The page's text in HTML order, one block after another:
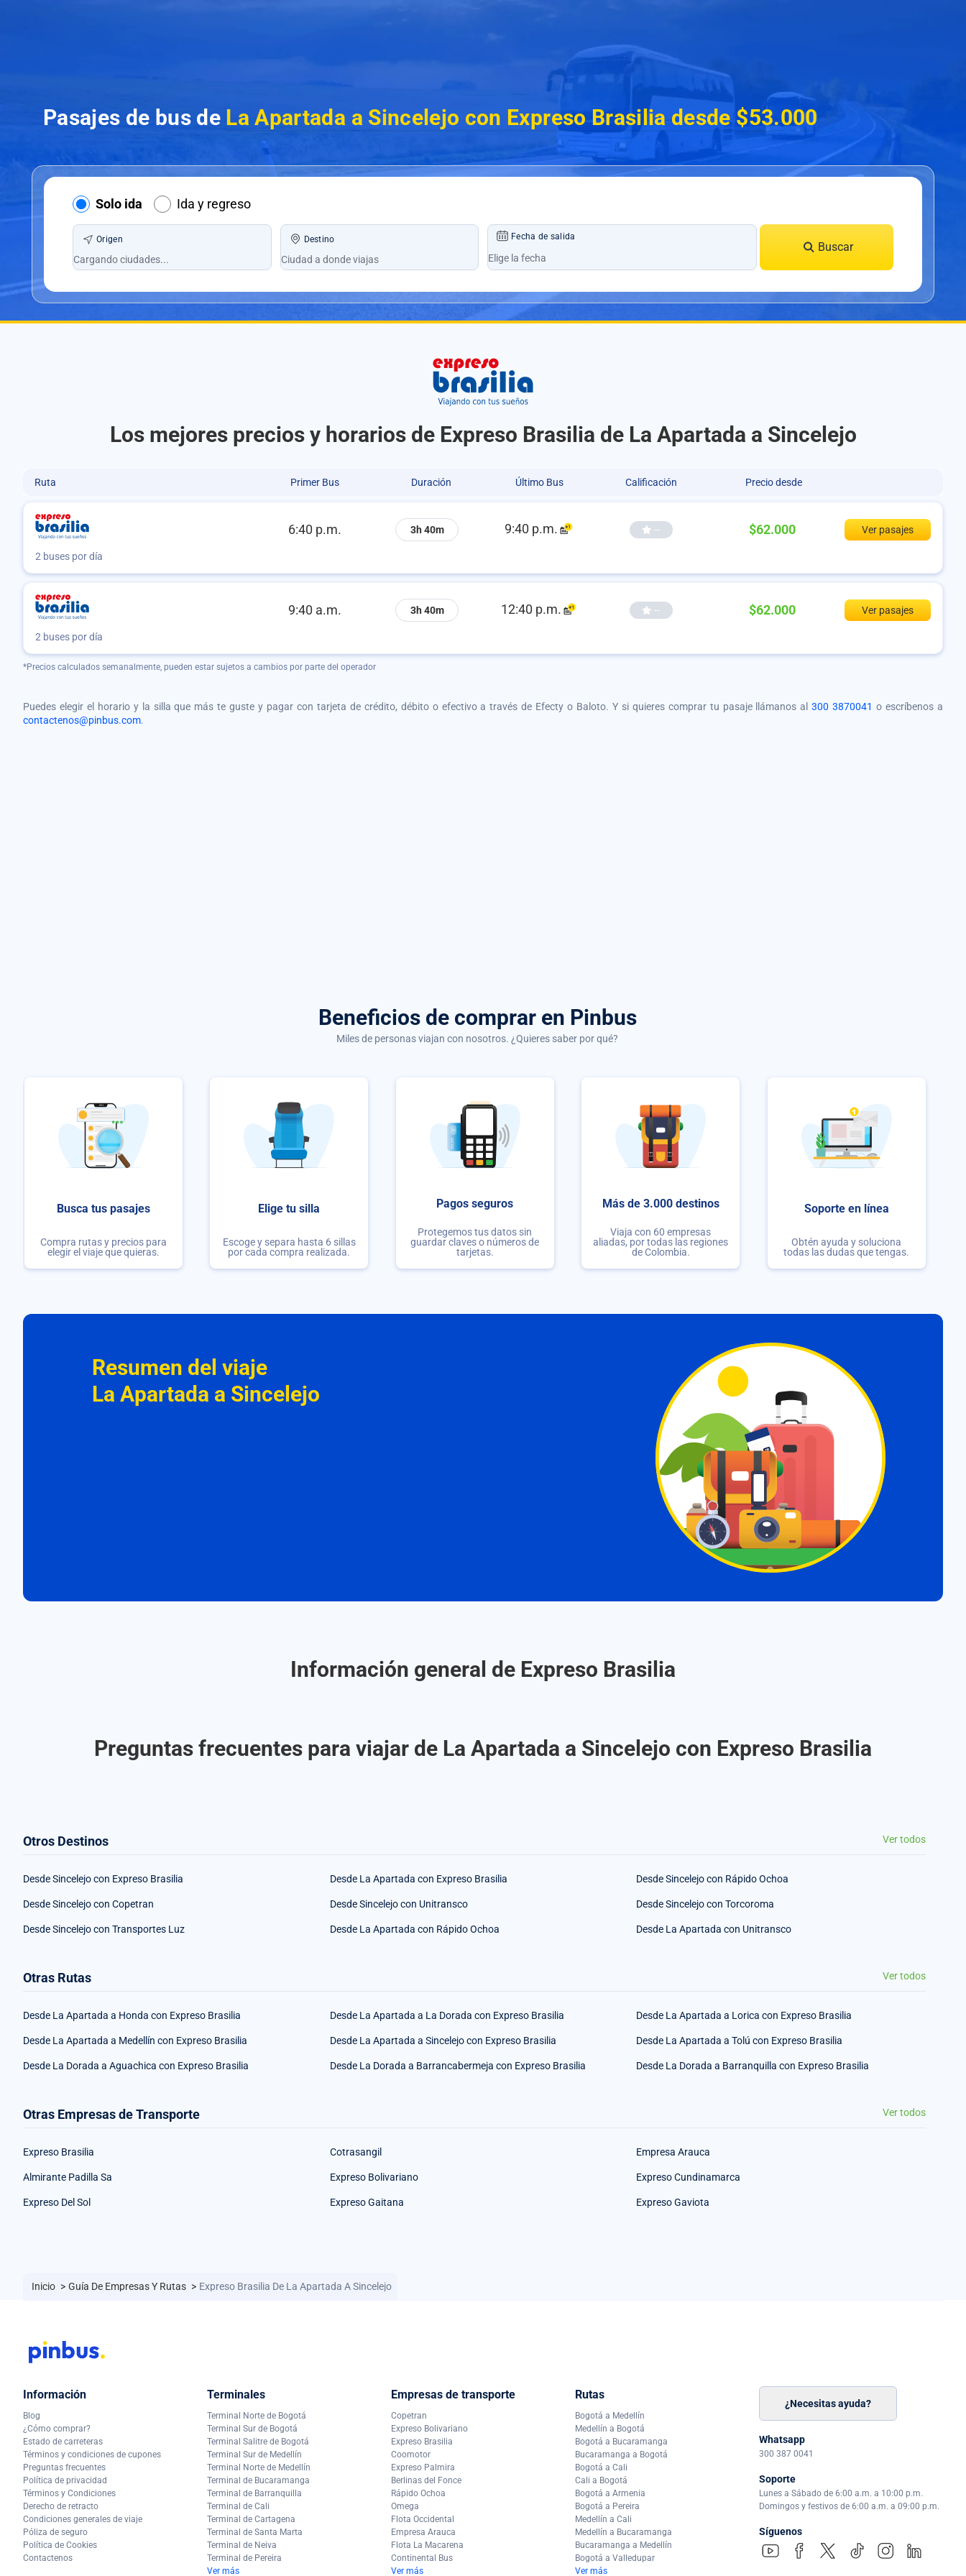
Pasajes de bus de La Apartada a Sincelejo con Expreso Brasilia desde $53.000
Solo ida Ida y regreso
Origen Destino Fecha de salida
Buscar
Los mejores precios y horarios de Expreso Brasilia de La Apartada a Sincelejo
Ruta Primer Bus Duración Último Bus Calificación Precio desde
6:40 p.m. 3h 40m 9:40 p.m. -- $62.000 Ver pasajes
2 buses por día
9:40 a.m. 3h 40m 12:40 p.m. -- $62.000 Ver pasajes
2 buses por día
*Precios calculados semanalmente, pueden estar sujetos a cambios por parte del operador
Puedes elegir el horario y la silla que más te guste y pagar con tarjeta de crédito, débito o efectivo a través de Efecty o Baloto. Y si quieres comprar tu pasaje llámanos al300 3870041 o escríbenos a
contactenos@pinbus.com.
Beneficios de comprar en Pinbus
Miles de personas viajan con nosotros. ¿Quieres saber por qué?
Busca tus pasajes
Compra rutas y precios para
elegir el viaje que quieras.
Elige tu silla
Escoge y separa hasta 6 sillas
por cada compra realizada.
Pagos seguros
Protegemos tus datos sin
guardar claves o números de
tarjetas.
Más de 3.000 destinos
Viaja con 60 empresas
aliadas, por todas las regiones
de Colombia.
Soporte en línea
Obtén ayuda y soluciona
todas las dudas que tengas.
Resumen del viaje
La Apartada a Sincelejo
Información general de Expreso Brasilia
Preguntas frecuentes para viajar de La Apartada a Sincelejo con Expreso Brasilia
Otros Destinos Ver todos
Desde Sincelejo con Expreso Brasilia Desde La Apartada con Expreso Brasilia Desde Sincelejo con Rápido Ochoa
Desde Sincelejo con Copetran Desde Sincelejo con Unitransco Desde Sincelejo con Torcoroma
Desde Sincelejo con Transportes Luz Desde La Apartada con Rápido Ochoa Desde La Apartada con Unitransco
Otras Rutas Ver todos
Desde La Apartada a Honda con Expreso Brasilia Desde La Apartada a La Dorada con Expreso Brasilia Desde La Apartada a Lorica con Expreso Brasilia
Desde La Apartada a Medellín con Expreso Brasilia Desde La Apartada a Sincelejo con Expreso Brasilia Desde La Apartada a Tolú con Expreso Brasilia
Desde La Dorada a Aguachica con Expreso Brasilia Desde La Dorada a Barrancabermeja con Expreso Brasilia Desde La Dorada a Barranquilla con Expreso Brasilia
Otras Empresas de Transporte Ver todos
Expreso Brasilia Cotrasangil Empresa Arauca
Almirante Padilla Sa Expreso Bolivariano Expreso Cundinamarca
Expreso Del Sol Expreso Gaitana Expreso Gaviota
Inicio > Guía De Empresas Y Rutas > Expreso Brasilia De La Apartada A Sincelejo
Información
Blog
¿Cómo comprar?
Estado de carreteras
Términos y condiciones de cupones
Preguntas frecuentes
Política de privacidad
Términos y Condiciones
Derecho de retracto
Condiciones generales de viaje
Póliza de seguro
Política de Cookies
Contactenos
Terminales
Terminal Norte de Bogotá
Terminal Sur de Bogotá
Terminal Salitre de Bogotá
Terminal Sur de Medellín
Terminal Norte de Medellín
Terminal de Bucaramanga
Terminal de Barranquilla
Terminal de Cali
Terminal de Cartagena
Terminal de Santa Marta
Terminal de Neiva
Terminal de Pereira
Ver más
Empresas de transporte
Copetran
Expreso Bolivariano
Expreso Brasilia
Coomotor
Expreso Palmira
Berlinas del Fonce
Rápido Ochoa
Omega
Flota Occidental
Empresa Arauca
Flota La Macarena
Continental Bus
Ver más
Rutas
Bogotá a Medellín
Medellín a Bogotá
Bogotá a Bucaramanga
Bucaramanga a Bogotá
Bogotá a Cali
Cali a Bogotá
Bogotá a Armenia
Bogotá a Pereira
Medellín a Cali
Medellín a Bucaramanga
Bucaramanga a Medellín
Bogotá a Valledupar
Ver más
¿Necesitas ayuda?
Whatsapp
300 387 0041
Soporte
Lunes a Sábado de 6:00 a.m. a 10:00 p.m.
Domingos y festivos de 6:00 a.m. a 09:00 p.m.
Síguenos